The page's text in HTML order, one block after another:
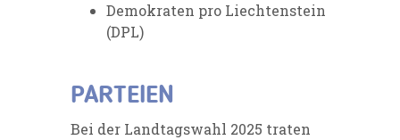
Demokraten pro Liechtenstein
(DPL)
PARTEIEN
Bei der Landtagswahl 2025 traten